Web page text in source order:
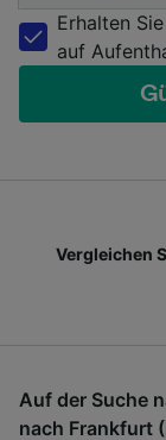
Erhalten
auf
Vergleichen
Auf der Suche
nach Frankfurt